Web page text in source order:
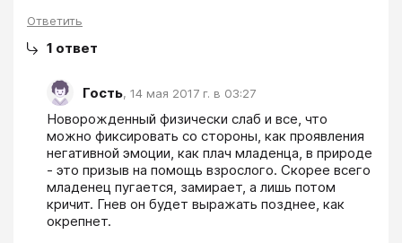
Ответить
1 ответ
Гость, 14 мая 2017 г. в 03:27
Новорожденный физически слаб и все, что
можно фиксировать со стороны, как проявления
негативной эмоции, как плач младенца, в природе
- это призыв на помощь взрослого. Скорее всего
младенец пугается, замирает, а лишь потом
кричит. Гнев он будет выражать позднее, как
окрепнет.